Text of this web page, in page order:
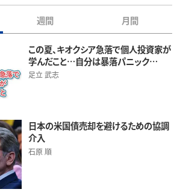
週間 月間
この夏、キオクシア急落で個人投資家が
学んだこと…自分は暴落パニック…
足立 武志
日本の米国債売却を避けるための協調
介入
石原 順